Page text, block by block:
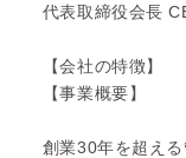
代表取締役会長
【会社の特徴】
【事業概要】
創業30年を超え